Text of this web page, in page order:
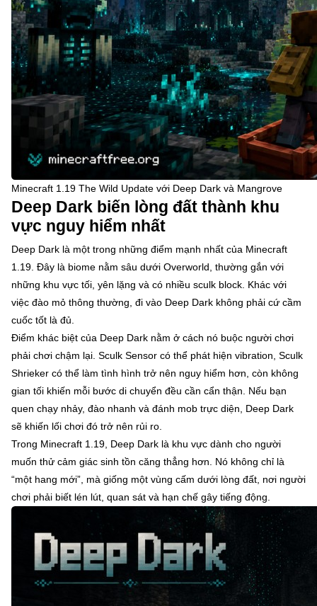
Minecraft 1.19 The Wild Update với Deep Dark và Mangrove
Deep Dark biến lòng đất thành khu
vực nguy hiểm nhất
Deep Dark là một trong những điểm mạnh nhất của Minecraft
1.19. Đây là biome nằm sâu dưới Overworld, thường gắn với
những khu vực tối, yên lặng và có nhiều sculk block. Khác với
việc đào mỏ thông thường, đi vào Deep Dark không phải cứ cầm
cuốc tốt là đủ.
Điểm khác biệt của Deep Dark nằm ở cách nó buộc người chơi
phải chơi chậm lại. Sculk Sensor có thể phát hiện vibration, Sculk
Shrieker có thể làm tình hình trở nên nguy hiểm hơn, còn không
gian tối khiến mỗi bước di chuyển đều cần cẩn thận. Nếu bạn
quen chạy nhảy, đào nhanh và đánh mob trực diện, Deep Dark
sẽ khiến lối chơi đó trở nên rủi ro.
Trong Minecraft 1.19, Deep Dark là khu vực dành cho người
muốn thử cảm giác sinh tồn căng thẳng hơn. Nó không chỉ là
“một hang mới”, mà giống một vùng cấm dưới lòng đất, nơi người
chơi phải biết lén lút, quan sát và hạn chế gây tiếng động.